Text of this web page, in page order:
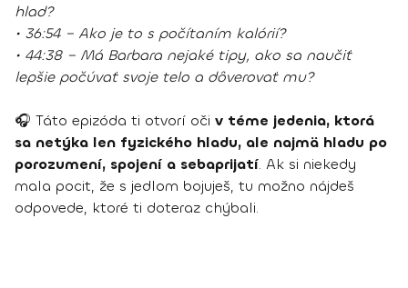
hlad?
• 36:54 – Ako je to s počítaním kalórií?
• 44:38 – Má Barbara nejaké tipy, ako sa naučiť
lepšie počúvať svoje telo a dôverovať mu?
🎧 Táto epizóda ti otvorí oči v téme jedenia, ktorá
sa netýka len fyzického hladu, ale najmä hladu po
porozumení, spojení a sebaprijatí. Ak si niekedy
mala pocit, že s jedlom bojuješ, tu možno nájdeš
odpovede, ktoré ti doteraz chýbali.